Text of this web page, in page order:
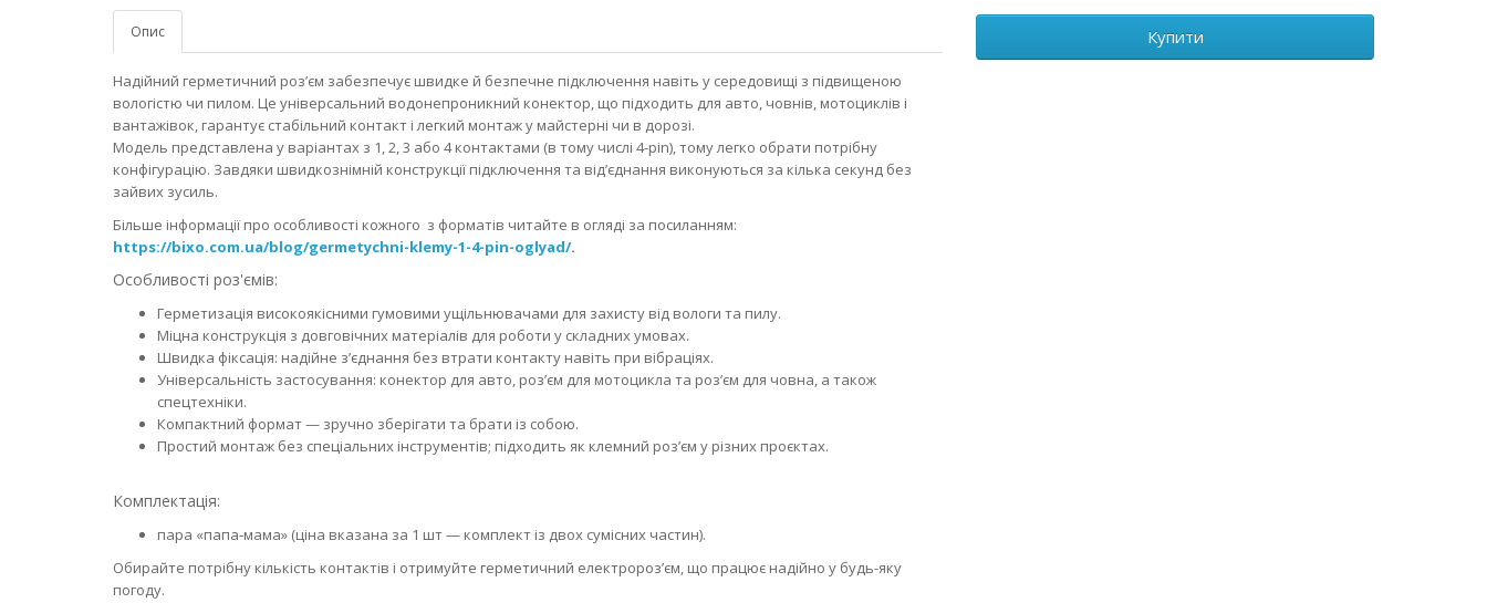
Опис
Надійний герметичний роз’єм забезпечує швидке й безпечне підключення навіть у середовищі з підвищеною
вологістю чи пилом. Це універсальний водонепроникний конектор, що підходить для авто, човнів, мотоциклів і
вантажівок, гарантує стабільний контакт і легкий монтаж у майстерні чи в дорозі.
Модель представлена у варіантах з 1, 2, 3 або 4 контактами (в тому числі 4-pin), тому легко обрати потрібну
конфігурацію. Завдяки швидкознімній конструкції підключення та від’єднання виконуються за кілька секунд без
зайвих зусиль.
Більше інформації про особливості кожного з форматів читайте в огляді за посиланням:
https://bixo.com.ua/blog/germetychni-klemy-1-4-pin-oglyad/.
Особливості роз'ємів:
Герметизація високоякісними гумовими ущільнювачами для захисту від вологи та пилу.
Міцна конструкція з довговічних матеріалів для роботи у складних умовах.
Швидка фіксація: надійне з’єднання без втрати контакту навіть при вібраціях.
Універсальність застосування: конектор для авто, роз’єм для мотоцикла та роз’єм для човна, а також
спецтехніки.
Компактний формат — зручно зберігати та брати із собою.
Простий монтаж без спеціальних інструментів; підходить як клемний роз’єм у різних проєктах.
Комплектація:
пара «папа‑мама» (ціна вказана за 1 шт — комплект із двох сумісних частин).
Обирайте потрібну кількість контактів і отримуйте герметичний електророз’єм, що працює надійно у будь-яку
погоду.
Купити